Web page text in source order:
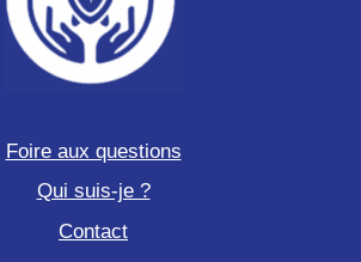
Foire aux questions
Qui suis-je ?
Contact